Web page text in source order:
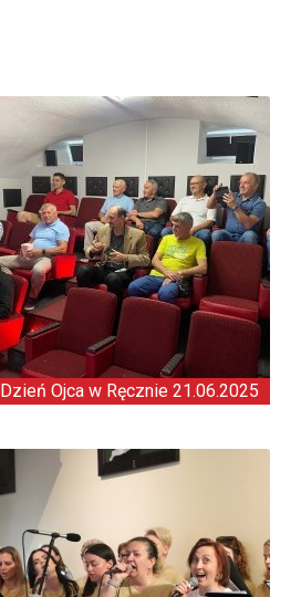
Dzień Ojca w Ręcznie 21.06.2025